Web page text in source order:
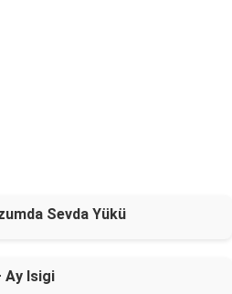
Sevda Yükü
Ay Isigi